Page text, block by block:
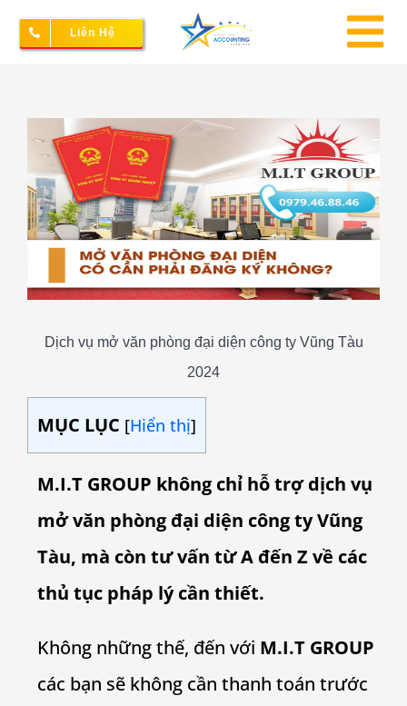
Liên Hệ
Thành lập doanh nghiệp
Kế toán – Thuế
Dịch vụ doanh nghiệp
Larger
Image
Dịch vụ mở văn phòng đại diện công ty Vũng Tàu
2024
MỤC LỤC [Hiển thị]
M.I.T GROUP không chỉ hỗ trợ dịch vụ
mở văn phòng đại diện công ty Vũng
Tàu, mà còn tư vấn từ A đến Z về các
thủ tục pháp lý cần thiết.
Không những thế, đến với M.I.T GROUP
các bạn sẽ không cần thanh toán trước